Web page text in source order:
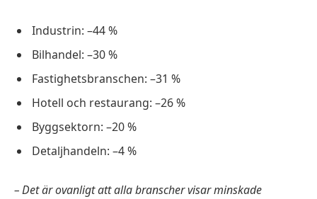
Industrin: –44 %
Bilhandel: –30 %
Fastighetsbranschen: –31 %
Hotell och restaurang: –26 %
Byggsektorn: –20 %
Detaljhandeln: –4 %
– Det är ovanligt att alla branscher visar minskade